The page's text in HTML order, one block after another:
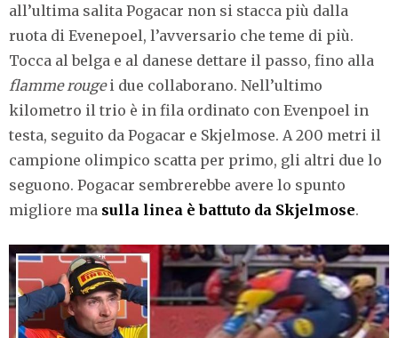
all’ultima salita Pogacar non si stacca più dalla
ruota di Evenepoel, l’avversario che teme di più.
Tocca al belga e al danese dettare il passo, fino alla
flamme rougei due collaborano. Nell’ultimo
kilometro il trio è in fila ordinato con Evenpoel in
testa, seguito da Pogacar e Skjelmose. A 200 metri il
campione olimpico scatta per primo, gli altri due lo
seguono. Pogacar sembrerebbe avere lo spunto
migliore ma sulla linea è battuto da Skjelmose.